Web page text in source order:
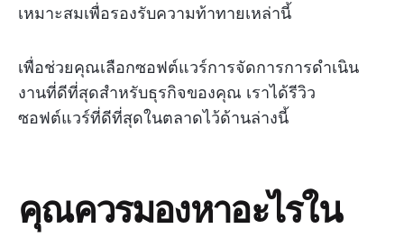
เหมาะสมเพื่อรองรับความท้าทายเหล่านี้
เพื่อช่วยคุณเลือกซอฟต์แวร์การจัดการการดำเนิน
งานที่ดีที่สุดสำหรับธุรกิจของคุณ เราได้รีวิว
ซอฟต์แวร์ที่ดีที่สุดในตลาดไว้ด้านล่างนี้
คุณควรมองหาอะไรใน